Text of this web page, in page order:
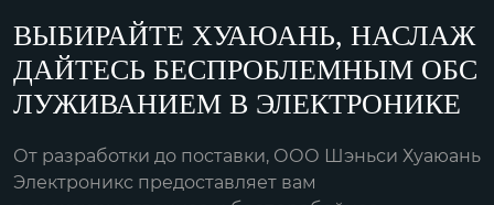
ВЫБИРАЙТЕ ХУАЮАНЬ, НАСЛАЖ
ДАЙТЕСЬ БЕСПРОБЛЕМНЫМ ОБС
ЛУЖИВАНИЕМ В ЭЛЕКТРОНИКЕ
От разработки до поставки, ООО Шэньси Хуаюань
Электроникс предоставляет вам